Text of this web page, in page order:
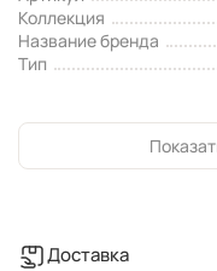
Коллекция
Название бренда
Тип
Доставка